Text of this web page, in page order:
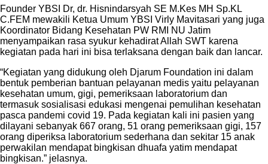
Founder YBSI Dr, dr. Hisnindarsyah SE M.Kes MH Sp.KL
C.FEM mewakili Ketua Umum YBSI Virly Mavitasari yang juga
Koordinator Bidang Kesehatan PW RMI NU Jatim
menyampaikan rasa syukur kehadirat Allah SWT karena
kegiatan pada hari ini bisa terlaksana dengan baik dan lancar.
“Kegiatan yang didukung oleh Djarum Foundation ini dalam
bentuk pemberian bantuan pelayanan medis yaitu pelayanan
kesehatan umum, gigi, pemeriksaan laboratorium dan
termasuk sosialisasi edukasi mengenai pemulihan kesehatan
pasca pandemi covid 19. Pada kegiatan kali ini pasien yang
dilayani sebanyak 667 orang, 51 orang pemeriksaan gigi, 157
orang diperiksa laboratorium sederhana dan sekitar 15 anak
perwakilan mendapat bingkisan dhuafa yatim mendapat
bingkisan.” jelasnya.